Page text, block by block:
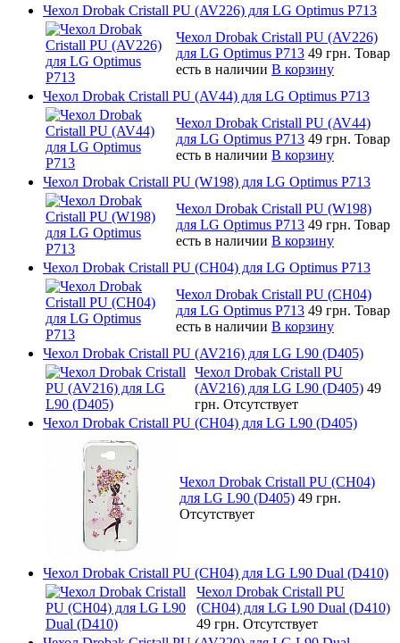
Чехол Drobak Cristall PU (AV226) для LG Optimus P713
Чехол Drobak Cristall PU (AV226)
для LG Optimus P713 49 грн. Товар
есть в наличии В корзину
Чехол Drobak Cristall PU (AV44) для LG Optimus P713
Чехол Drobak Cristall PU (AV44)
для LG Optimus P713 49 грн. Товар
есть в наличии В корзину
Чехол Drobak Cristall PU (W198) для LG Optimus P713
Чехол Drobak Cristall PU (W198)
для LG Optimus P713 49 грн. Товар
есть в наличии В корзину
Чехол Drobak Cristall PU (CH04) для LG Optimus P713
Чехол Drobak Cristall PU (CH04)
для LG Optimus P713 49 грн. Товар
есть в наличии В корзину
Чехол Drobak Cristall PU (AV216) для LG L90 (D405)
Чехол Drobak Cristall PU
(AV216) для LG L90 (D405) 49
грн. Отсутствует
Чехол Drobak Cristall PU (CH04) для LG L90 (D405)
Чехол Drobak Cristall PU (CH04)
для LG L90 (D405) 49 грн.
Отсутствует
Чехол Drobak Cristall PU (CH04) для LG L90 Dual (D410)
Чехол Drobak Cristall PU
(CH04) для LG L90 Dual (D410)
49 грн. Отсутствует